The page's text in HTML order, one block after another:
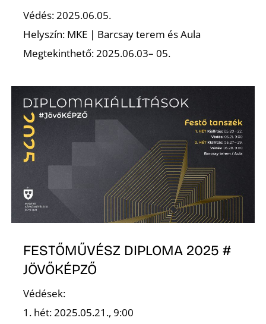
Védés: 2025.06.05.
Helyszín: MKE | Barcsay terem és Aula
Megtekinthető: 2025.06.03– 05.
FESTŐMŰVÉSZ DIPLOMA 2025 #
JÖVŐKÉPZŐ
Védések:
1. hét: 2025.05.21., 9:00